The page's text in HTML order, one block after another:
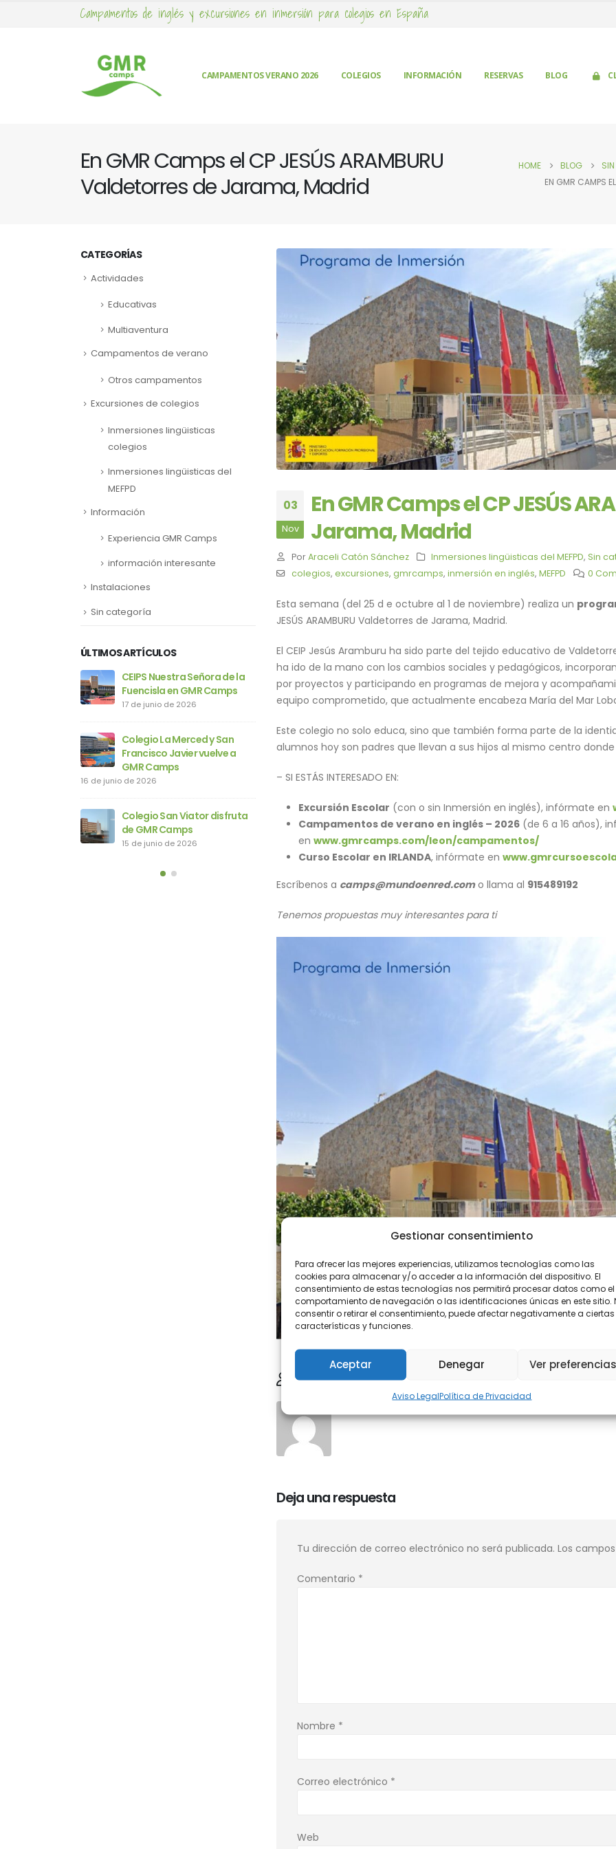
Gestionar consentimiento
Para ofrecer las mejores experiencias, utilizamos tecnologías como las
cookies para almacenar y/o acceder a la información del dispositivo. El
consentimiento de estas tecnologías nos permitirá procesar datos como el
comportamiento de navegación o las identificaciones únicas en este sitio.
consentir o retirar el consentimiento, puede afectar negativamente a ciertas
características y funciones.
Aceptar Denegar Ver
Aviso LegalPolítica de Privacidad
Campamentos de inglés y excursiones en inmersión para colegios en España
CAMPAMENTOS VERANO 2026 COLEGIOS INFORMACIÓN RESERVAS BLOG
En GMR Camps el CP JESÚS ARAMBURU
Valdetorres de Jarama, Madrid
HOME BLOG
EN GMR CAMPS
03
Nov
En GMR Camps el CP JESÚS
Jarama, Madrid
Por Araceli Catón Sánchez Inmersiones lingüisticas del MEFPD,Sin
colegios, excursiones, gmrcamps, inmersión en inglés, MEFPD 0
Esta semana (del 25 d e octubre al 1 de noviembre) realiza un
JESÚS ARAMBURU Valdetorres de Jarama, Madrid.
El CEIP Jesús Aramburu ha sido parte del tejido educativo de
ha ido de la mano con los cambios sociales y pedagógicos,
por proyectos y participando en programas de mejora y
equipo comprometido, que actualmente encabeza María del Mar
Este colegio no solo educa, sino que también forma parte de la
alumnos hoy son padres que llevan a sus hijos al mismo centro
– SI ESTÁS INTERESADO EN:
Excursión Escolar (con o sin Inmersión en inglés), infórmate en
Campamentos de verano en inglés – 2026 (de 6 a 16 años),
en www.gmrcamps.com/leon/campamentos/
Curso Escolar en IRLANDA, infórmate en
Escríbenos a camps@mundoenred.como llama al 915489192
Tenemos propuestas muy interesantes para ti
Author
Deja una respuesta
Tu dirección de correo electrónico no será publicada. Los
Comentario *
Nombre *
Correo electrónico *
Web
CATEGORÍAS
Actividades
Educativas
Multiaventura
Campamentos de verano
Otros campamentos
Excursiones de colegios
Inmersiones lingüisticas
colegios
Inmersiones lingüisticas del
MEFPD
Información
Experiencia GMR Camps
información interesante
Instalaciones
Sin categoría
ÚLTIMOS ARTÍCULOS
CEIP Manuel Marín regresa a
GMR Camps
15 de junio de 2026
Colegio Santa Teresa de
Jesús llega a GMR Camps
10 de junio de 2026
IES Valle del Cidacos vuelve a
GMR Camps
9 de junio de 2026
CEIPS Nuestra Señora de la
Fuencisla en GMR Camps
17 de junio de 2026
Colegio La Merced y San
Francisco Javier vuelve a
16 de junio de 2026
Colegio San Viator disfruta
de GMR Camps
15 de junio de 2026
CEIP Manuel Marín regresa a
GMR Camps
15 de junio de 2026
Colegio Santa Teresa de
Jesús llega a GMR Camps
IES Valle del Cidacos vuelve a
GMR Camps
9 de junio de 2026